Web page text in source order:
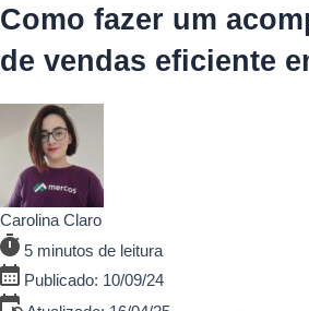
Como fazer um
de vendas eficiente
Carolina Claro
5 minutos de leitura
Publicado: 10/09/24